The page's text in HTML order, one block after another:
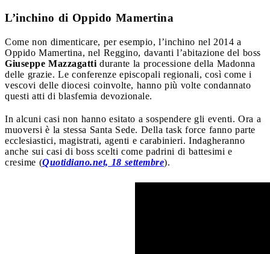
L’inchino di Oppido Mamertina
Come non dimenticare, per esempio, l’inchino nel 2014 a
Oppido Mamertina, nel Reggino, davanti l’abitazione del boss
Giuseppe Mazzagatti durante la processione della Madonna
delle grazie. Le conferenze episcopali regionali, così come i
vescovi delle diocesi coinvolte, hanno più volte condannato
questi atti di blasfemia devozionale.
In alcuni casi non hanno esitato a sospendere gli eventi. Ora a
muoversi è la stessa Santa Sede. Della task force fanno parte
ecclesiastici, magistrati, agenti e carabinieri. Indagheranno
anche sui casi di boss scelti come padrini di battesimi e
cresime (Quotidiano.net, 18 settembre).